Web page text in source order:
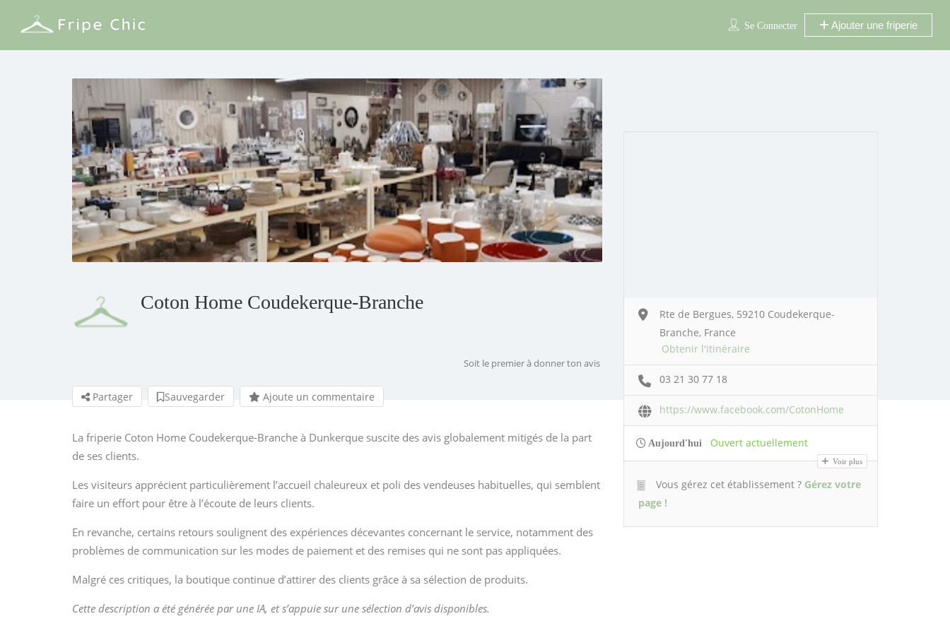
Se Connecter Ajouter une friperie
Coton Home Coudekerque-Branche
Soit le premier à donner ton avis
Partager Sauvegarder Ajoute un commentaire
La friperie Coton Home Coudekerque-Branche à Dunkerque suscite des avis globalement mitigés de la part
de ses clients.
Les visiteurs apprécient particulièrement l’accueil chaleureux et poli des vendeuses habituelles, qui semblent
faire un effort pour être à l’écoute de leurs clients.
En revanche, certains retours soulignent des expériences décevantes concernant le service, notamment des
problèmes de communication sur les modes de paiement et des remises qui ne sont pas appliquées.
Malgré ces critiques, la boutique continue d’attirer des clients grâce à sa sélection de produits.
Cette description a été générée par une IA, et s’appuie sur une sélection d’avis disponibles.
Rte de Bergues, 59210 Coudekerque-
Branche, France
Obtenir l'itinéraire
03 21 30 77 18
https://www.facebook.com/CotonHome
Aujourd'hui Ouvert actuellement
Voir plus
Vous gérez cet établissement ? Gérez votre
page !